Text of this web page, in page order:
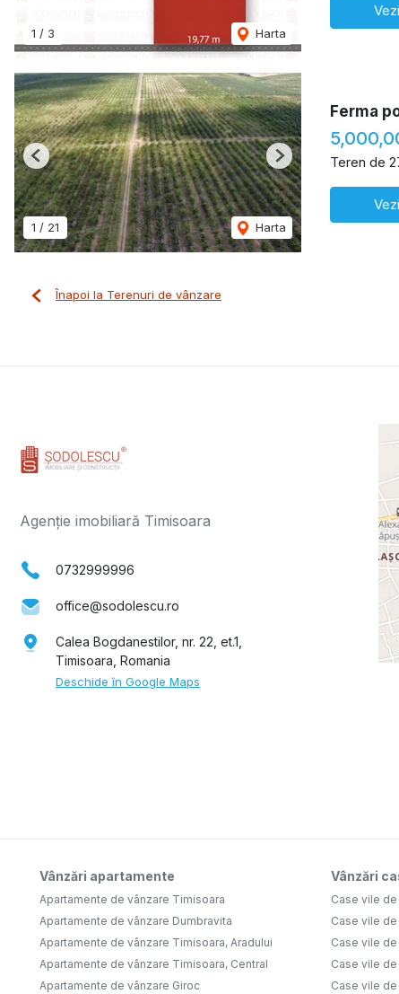
1 / 3 Harta
1 / 21 Harta
Previous Next
Ferma
Teren de
Înapoi la Terenuri de vânzare
Agenție imobiliară Timisoara
0732999996
office@sodolescu.ro
Calea Bogdanestilor, nr. 22, et.1,
Timisoara, Romania
Deschide în Google Maps
Vânzări apartamente
Apartamente de vânzare Timisoara
Apartamente de vânzare Dumbravita
Apartamente de vânzare Timisoara, Aradului
Apartamente de vânzare Timisoara, Central
Apartamente de vânzare Giroc
Vânzări
Case vile
Case vile
Case vile
Case vile
Case vile